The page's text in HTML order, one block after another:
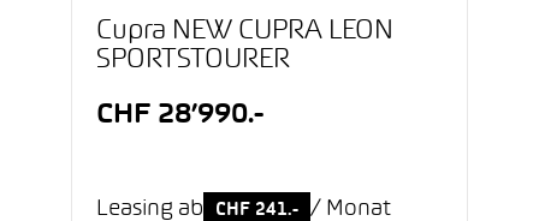
Cupra NEW CUPRA LEON
SPORTSTOURER
CHF 28’990.-
Leasing ab CHF 241.- / Monat